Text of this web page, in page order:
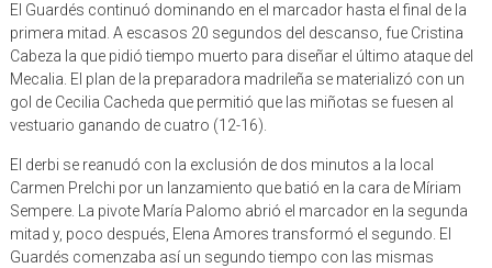
El Guardés continuó dominando en el marcador hasta el final de la
primera mitad. A escasos 20 segundos del descanso, fue Cristina
Cabeza la que pidió tiempo muerto para diseñar el último ataque del
Mecalia. El plan de la preparadora madrileña se materializó con un
gol de Cecilia Cacheda que permitió que las miñotas se fuesen al
vestuario ganando de cuatro (12-16).
El derbi se reanudó con la exclusión de dos minutos a la local
Carmen Prelchi por un lanzamiento que batió en la cara de Míriam
Sempere. La pivote María Palomo abrió el marcador en la segunda
mitad y, poco después, Elena Amores transformó el segundo. El
Guardés comenzaba así un segundo tiempo con las mismas